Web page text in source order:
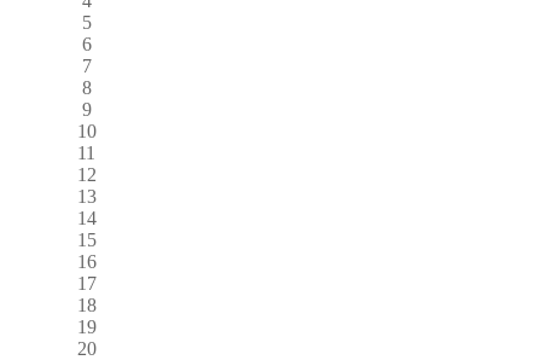
5
6
7
8
9
10
11
12
13
14
15
16
17
18
19
20